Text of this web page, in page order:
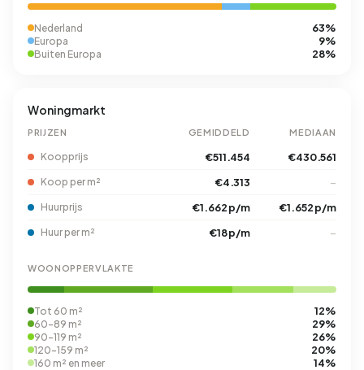
Nederland 63%
Europa 9%
Buiten Europa 28%
Woningmarkt
PRIJZEN GEMIDDELD MEDIAAN
Koopprijs €511.454 €430.561
Koop per m² €4.313 –
Huurprijs €1.662 p/m €1.652 p/m
Huur per m² €18 p/m –
WOONOPPERVLAKTE
Tot 60 m² 12%
60-89 m² 29%
90-119 m² 26%
120-159 m² 20%
160 m² en meer 14%